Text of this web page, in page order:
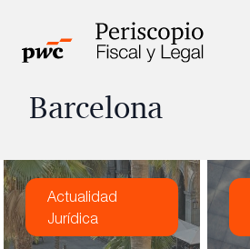
Barcelona
Actualidad
Jurídica